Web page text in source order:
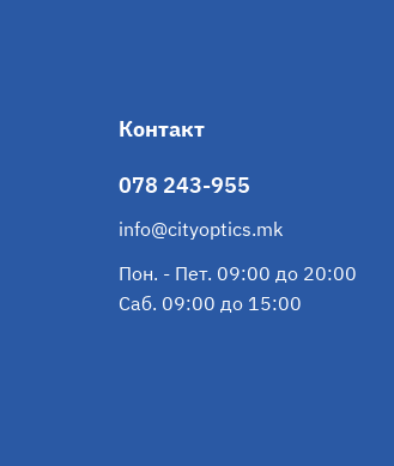
Контакт
078 243-955
info@cityoptics.mk
Пон. - Пет. 09:00 до 20:00
Саб. 09:00 до 15:00